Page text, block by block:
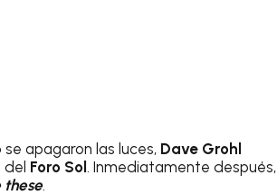
apagaron las luces, Dave Grohl
Foro Sol . Inmediatamente después,
these.